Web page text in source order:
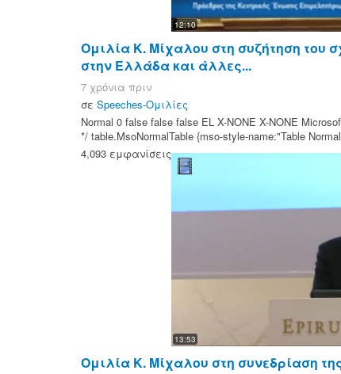
12:10
Ομιλία Κ. Μίχαλου στη συζήτηση του
στην Ελλάδα και άλλες...
7 χρόνια πριν
σε Speeches-Ομιλίες
Normal 0 false false false EL X-NONE X-NONE
*/ table.MsoNormalTable {mso-style-name:"Table
4,093 εμφανίσεις
13:53
Ομιλία Κ. Μίχαλου στη συνεδρίαση